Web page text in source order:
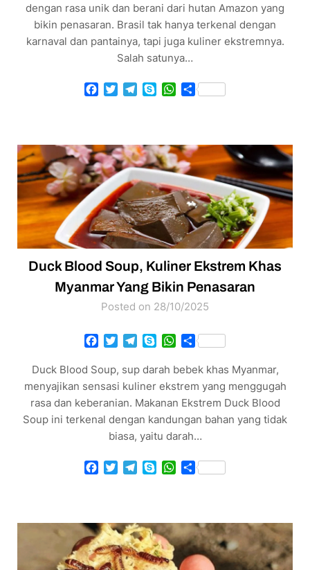
dengan rasa unik dan berani dari hutan Amazon yang
bikin penasaran. Brasil tak hanya terkenal dengan
karnaval dan pantainya, tapi juga kuliner ekstremnya.
Salah satunya…
Facebook
TwitterTelegram
SkypeWhatsApp
Share
Duck Blood Soup, Kuliner Ekstrem Khas
Myanmar Yang Bikin Penasaran
Posted on 28/10/2025
Facebook
TwitterTelegram
SkypeWhatsApp
Share
Duck Blood Soup, sup darah bebek khas Myanmar,
menyajikan sensasi kuliner ekstrem yang menggugah
rasa dan keberanian. Makanan Ekstrem Duck Blood
Soup ini terkenal dengan kandungan bahan yang tidak
biasa, yaitu darah…
Facebook
TwitterTelegram
SkypeWhatsApp
Share